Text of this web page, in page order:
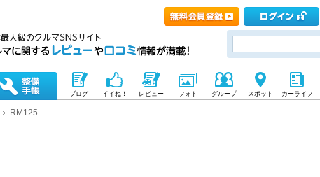
ブログ イイね！ レビュー フォト グループ スポット カーライフ
RM125